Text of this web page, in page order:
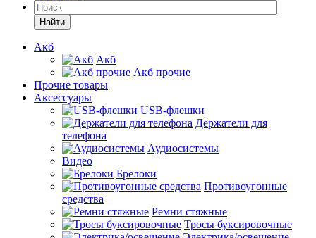
Найти
Акб
Акб
Акб прочие
Прочие товары
Аксессуары
USB-флешки
Держатели для
телефона
Аудиосистемы
Видео
Брелоки
Противоугонные
средства
Ремни стяжные
Тросы буксировочные